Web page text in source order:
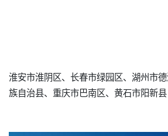
淮安市淮阴区、长春市绿园区、湖州市
族自治县、重庆市巴南区、黄石市阳新县